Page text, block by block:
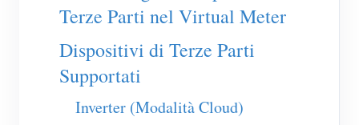
Caricatore EV
Simulatore IAMMETER
Misuratore virtuale
Sistema di previsione e simulazione energetica
Terze Parti nel Virtual Meter
Dispositivi di Terze Parti
Supportati
Inverter (Modalità Cloud)